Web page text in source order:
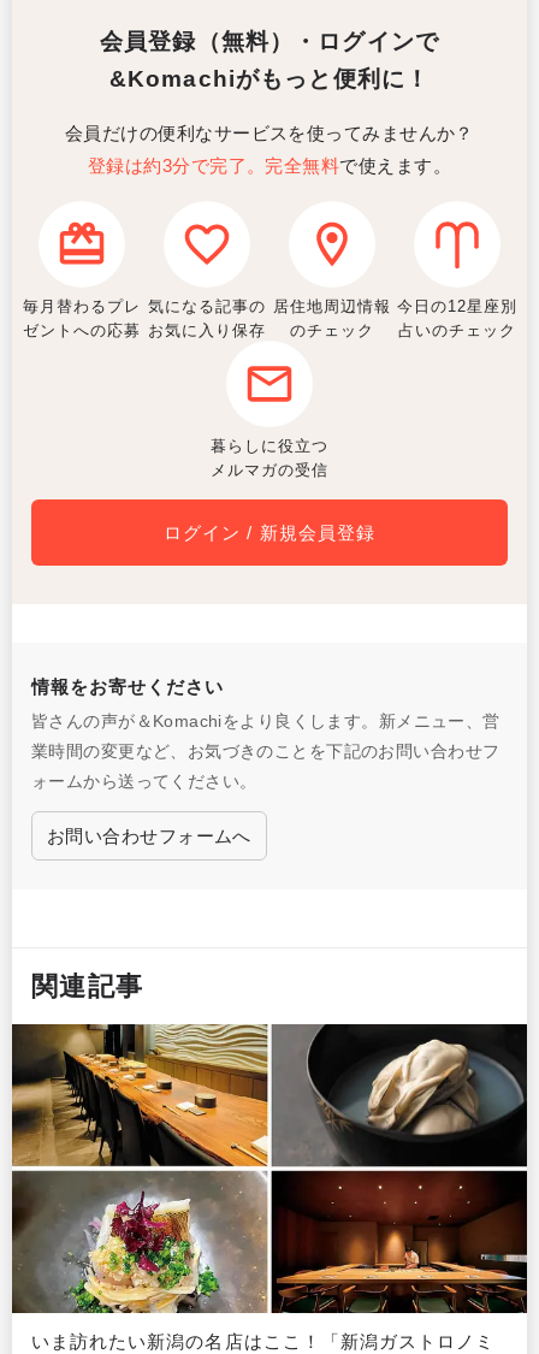
会員登録（無料）・ログインで
&Komachiがもっと便利に！
会員だけの便利なサービスを使ってみませんか？
登録は約3分で完了。完全無料で使えます。
毎月替わるプレ
ゼントへの応募
気になる記事の
お気に入り保存
居住地周辺情報
のチェック
今日の12星座別
占いのチェック
暮らしに役立つ
メルマガの受信
ログイン / 新規会員登録
情報をお寄せください
皆さんの声が＆Komachiをより良くします。新メニュー、営
業時間の変更など、お気づきのことを下記のお問い合わせフ
ォームから送ってください。
お問い合わせフォームへ
関連記事
いま訪れたい新潟の名店はここ！「新潟ガストロノミ